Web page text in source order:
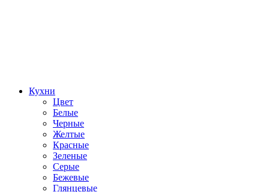
Кухни
Цвет
Белые
Черные
Желтые
Красные
Зеленые
Серые
Бежевые
Глянцевые